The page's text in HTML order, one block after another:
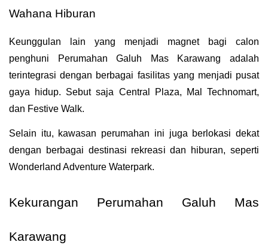
Wahana Hiburan
Keunggulan lain yang menjadi magnet bagi calon
penghuni Perumahan Galuh Mas Karawang adalah
terintegrasi dengan berbagai fasilitas yang menjadi pusat
gaya hidup. Sebut saja Central Plaza, Mal Technomart,
dan Festive Walk.
Selain itu, kawasan perumahan ini juga berlokasi dekat
dengan berbagai destinasi rekreasi dan hiburan, seperti
Wonderland Adventure Waterpark.
Kekurangan Perumahan Galuh Mas
Karawang